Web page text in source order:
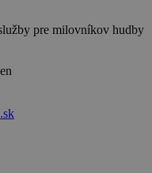
pre milovníkov hudby